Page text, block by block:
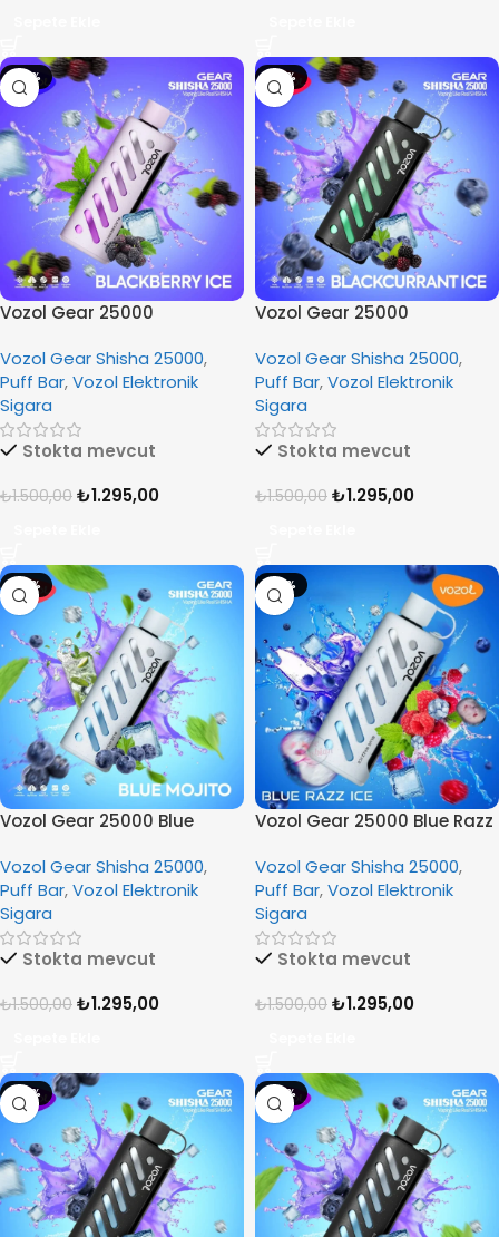
-14%
Vozol Gear 25000
Vozol Gear Shisha 25000,
Puff Bar,Vozol Elektronik
Sigara
Stokta mevcut
₺1.500,00 ₺1.295,00
-14%
Vozol Gear 25000
Vozol Gear Shisha 25000,
Puff Bar,Vozol Elektronik
Sigara
Stokta mevcut
₺1.500,00 ₺1.295,00
-14%
Vozol Gear 25000 Blue
Vozol Gear Shisha 25000,
Puff Bar,Vozol Elektronik
Sigara
Stokta mevcut
₺1.500,00 ₺1.295,00
-14%
Vozol Gear 25000 Blue Razz
Vozol Gear Shisha 25000,
Puff Bar,Vozol Elektronik
Sigara
Stokta mevcut
₺1.500,00 ₺1.295,00
-14% -14%